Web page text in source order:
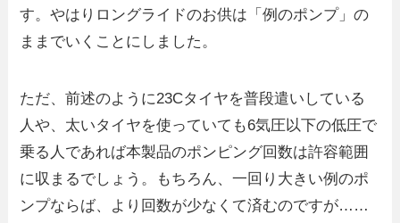
す。やはりロングライドのお供は「例のポンプ」の
ままでいくことにしました。
ただ、前述のように23Cタイヤを普段遣いしている
人や、太いタイヤを使っていても6気圧以下の低圧で
乗る人であれば本製品のポンピング回数は許容範囲
に収まるでしょう。もちろん、一回り大きい例のポ
ンプならば、より回数が少なくて済むのですが……